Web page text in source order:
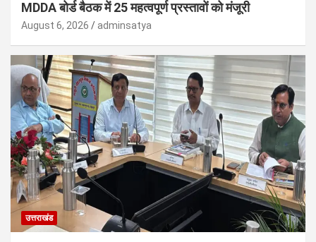
MDDA बोर्ड बैठक में 25 महत्वपूर्ण प्रस्तावों को मंजूरी
August 6, 2026 adminsatya
उत्तराखंड